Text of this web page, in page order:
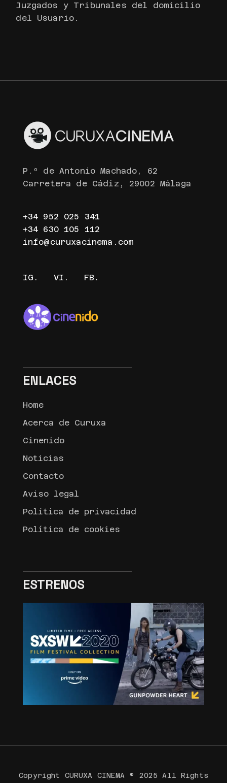
Juzgados y Tribunales del domicilio
del Usuario.
P.º de Antonio Machado, 62
Carretera de Cádiz, 29002 Málaga
+34 952 025 341
+34 630 105 112
info@curuxacinema.com
IG. VI. FB.
ENLACES
Home
Acerca de Curuxa
Cinenido
Noticias
Contacto
Aviso legal
Política de privacidad
Política de cookies
ESTRENOS
Copyright CURUXA CINEMA ® 2025 All Rights